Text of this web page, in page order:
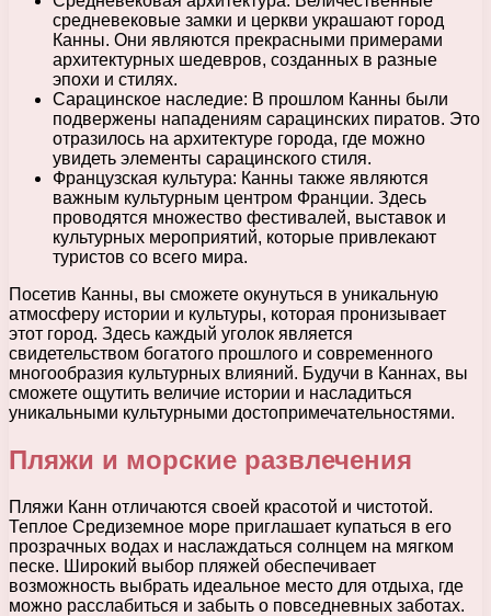
средневековые замки и церкви украшают город
Канны. Они являются прекрасными примерами
архитектурных шедевров, созданных в разные
эпохи и стилях.
Сарацинское наследие: В прошлом Канны были
подвержены нападениям сарацинских пиратов. Это
отразилось на архитектуре города, где можно
увидеть элементы сарацинского стиля.
Французская культура: Канны также являются
важным культурным центром Франции. Здесь
проводятся множество фестивалей, выставок и
культурных мероприятий, которые привлекают
туристов со всего мира.
Посетив Канны, вы сможете окунуться в уникальную
атмосферу истории и культуры, которая пронизывает
этот город. Здесь каждый уголок является
свидетельством богатого прошлого и современного
многообразия культурных влияний. Будучи в Каннах, вы
сможете ощутить величие истории и насладиться
уникальными культурными достопримечательностями.
Пляжи и морские развлечения
Пляжи Канн отличаются своей красотой и чистотой.
Теплое Средиземное море приглашает купаться в его
прозрачных водах и наслаждаться солнцем на мягком
песке. Широкий выбор пляжей обеспечивает
возможность выбрать идеальное место для отдыха, где
можно расслабиться и забыть о повседневных заботах.